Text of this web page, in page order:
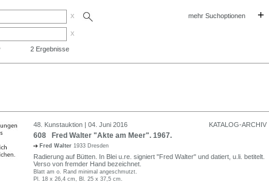
x mehr Suchoptionen +
x
2 Ergebnisse
48. Kunstauktion | 04. Juni 2016 KATALOG-ARCHIV
608 Fred Walter "Akte am Meer". 1967.
Fred Walter 1933 Dresden
Radierung auf Bütten. In Blei u.re. signiert "Fred Walter" und datiert, u.li. betitelt.
Verso von fremder Hand bezeichnet.
Blatt am o. Rand minimal angeschmutzt.
Pl. 18 x 26,4 cm, Bl. 25 x 37,5 cm.